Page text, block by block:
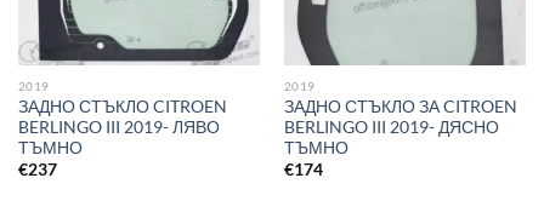
2019
ЗАДНО СТЪКЛО CITROEN
BERLINGO III 2019- ЛЯВО
ТЪМНО
€237
2019
ЗАДНО СТЪКЛО ЗА CITROEN
BERLINGO III 2019- ДЯСНО
ТЪМНО
€174